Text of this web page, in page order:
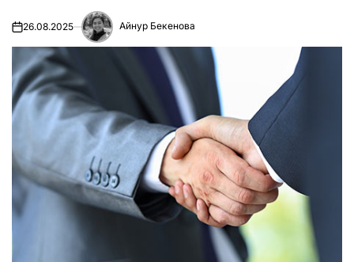
26.08.2025 Айнур Бекенова